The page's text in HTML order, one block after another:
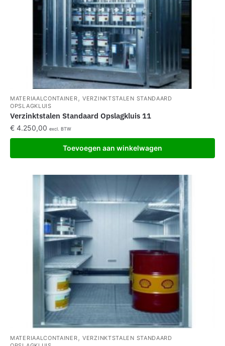
MATERIAALCONTAINER,VERZINKTSTALEN STANDAARD
OPSLAGKLUIS
Verzinktstalen Standaard Opslagkluis 11
€ 4.250,00 excl. BTW
Toevoegen aan winkelwagen
MATERIAALCONTAINER,VERZINKTSTALEN STANDAARD